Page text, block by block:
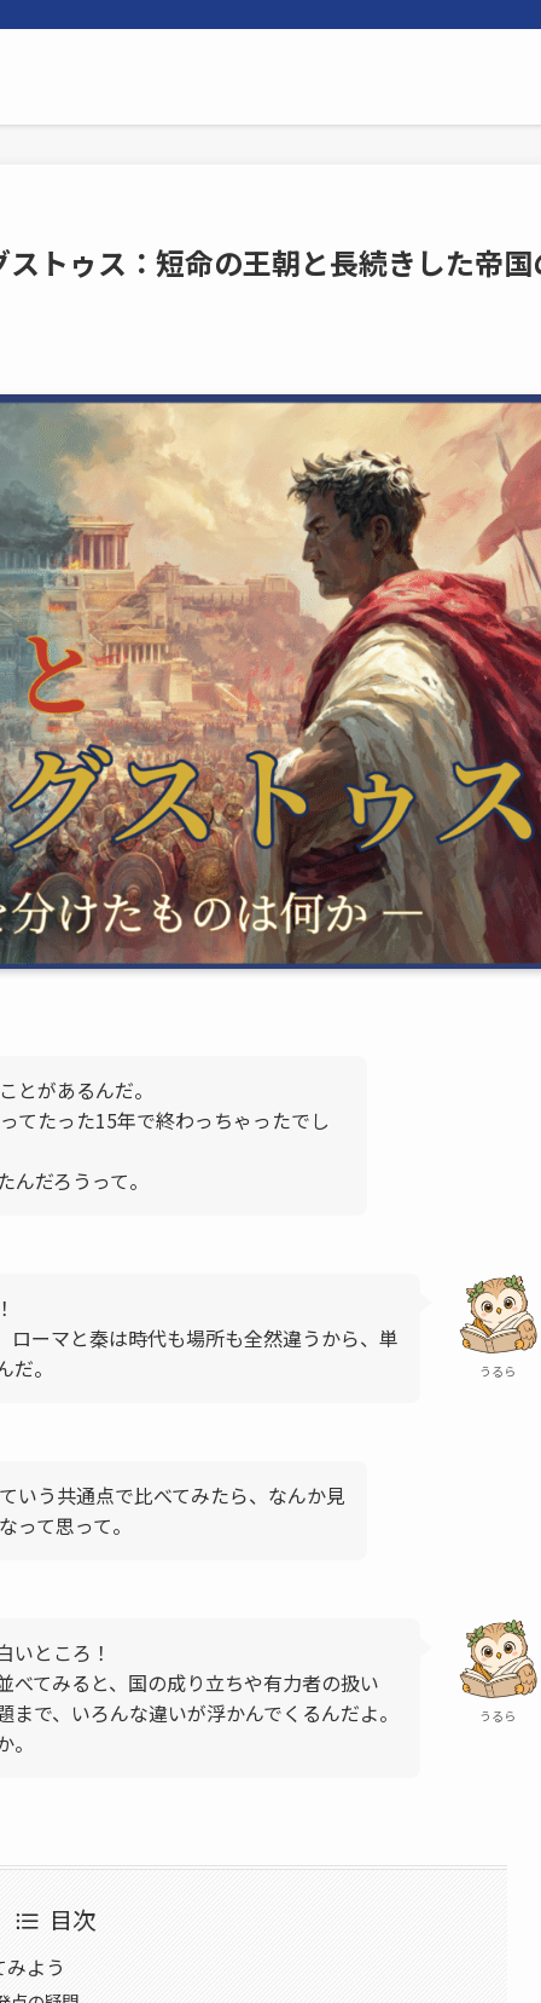
トゥス：短命の王朝と長続きした帝国
とがあるんだ。
てたった15年で終わっちゃったでし
だろうって。
うるら
ローマと秦は時代も場所も全然違うから、単
。
いう共通点で比べてみたら、なんか見
って思って。
うるら
いところ！
べてみると、国の成り立ちや有力者の扱い
で、いろんな違いが浮かんでくるんだよ。
目次
よう